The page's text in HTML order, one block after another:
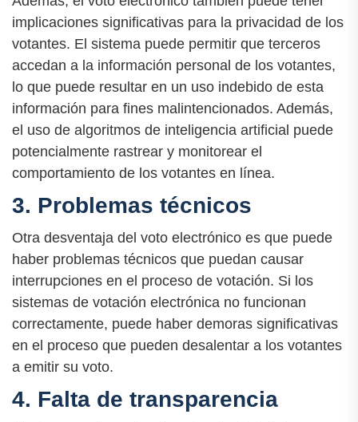
implicaciones significativas para la privacidad de los
votantes. El sistema puede permitir que terceros
accedan a la información personal de los votantes,
lo que puede resultar en un uso indebido de esta
información para fines malintencionados. Además,
el uso de algoritmos de inteligencia artificial puede
potencialmente rastrear y monitorear el
comportamiento de los votantes en línea.
3. Problemas técnicos
Otra desventaja del voto electrónico es que puede
haber problemas técnicos que puedan causar
interrupciones en el proceso de votación. Si los
sistemas de votación electrónica no funcionan
correctamente, puede haber demoras significativas
en el proceso que pueden desalentar a los votantes
a emitir su voto.
4. Falta de transparencia